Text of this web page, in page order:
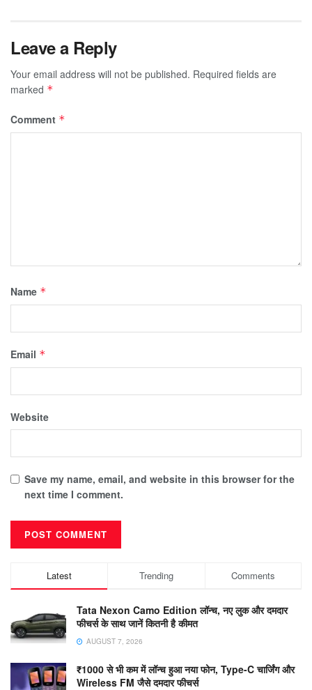
Leave a Reply
Your email address will not be published. Required fields are
marked *
Comment *
Name *
Email *
Website
Save my name, email, and website in this browser for the
next time I comment.
Latest Trending Comments
Tata Nexon Camo Edition लॉन्च, नए लुक और दमदार
फीचर्स के साथ जानें कितनी है कीमत
AUGUST 7, 2026
₹1000 से भी कम में लॉन्च हुआ नया फोन, Type-C चार्जिंग और
Wireless FM जैसे दमदार फीचर्स